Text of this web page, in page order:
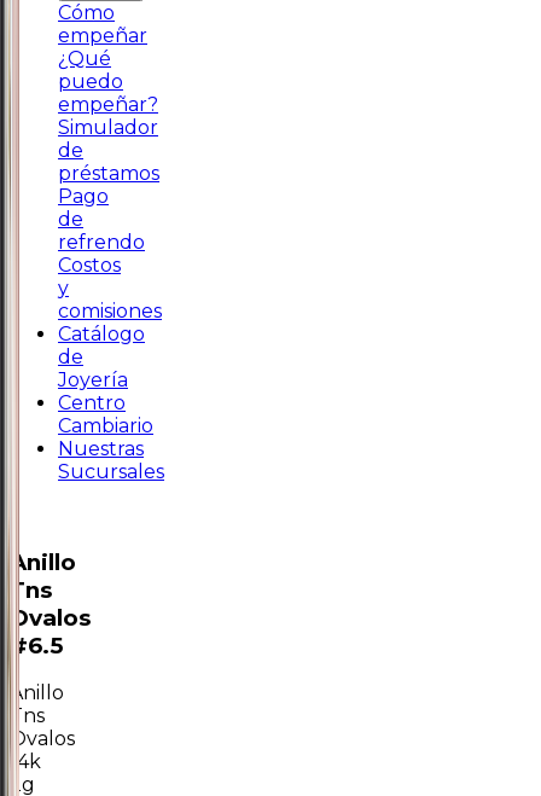
Cómo
empeñar
¿Qué
puedo
empeñar?
Simulador
de
préstamos
Pago
de
refrendo
Costos
y
comisiones
Catálogo
de
Joyería
Centro
Cambiario
Nuestras
Sucursales
Anillo
Tns
Ovalos
#6.5
Anillo
Tns
Ovalos
14k
2g